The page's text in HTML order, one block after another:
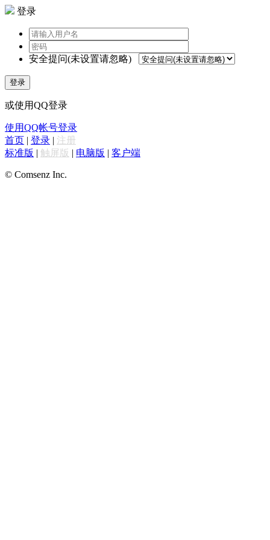
登录
安全提问(未设置请忽略)
登录
或使用QQ登录
使用QQ帐号登录
首页 | 登录 | 注册
标准版 | 触屏版 | 电脑版 | 客户端
© Comsenz Inc.